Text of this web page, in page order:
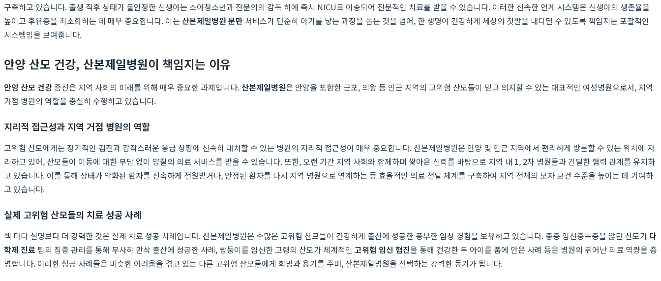
구축하고 있습니다. 출생 직후 상태가 불안정한 신생아는 소아청소년과 전문의의 감독 하에 즉시 NICU로 이송되어 전문적인 치료를 받을 수 있습니다. 이러한 신속한 연계 시스템은 신생아의 생존율을
높이고 후유증을 최소화하는 데 매우 중요합니다. 이는 산본제일병원 분만 서비스가 단순히 아기를 낳는 과정을 돕는 것을 넘어, 한 생명이 건강하게 세상의 첫발을 내디딜 수 있도록 책임지는 포괄적인
시스템임을 보여줍니다.
안양 산모 건강, 산본제일병원이 책임지는 이유
안양 산모 건강 증진은 지역 사회의 미래를 위해 매우 중요한 과제입니다. 산본제일병원은 안양을 포함한 군포, 의왕 등 인근 지역의 고위험 산모들이 믿고 의지할 수 있는 대표적인 여성병원으로서, 지역
거점 병원의 역할을 충실히 수행하고 있습니다.
지리적 접근성과 지역 거점 병원의 역할
고위험 산모에게는 정기적인 검진과 갑작스러운 응급 상황에 신속히 대처할 수 있는 병원의 지리적 접근성이 매우 중요합니다. 산본제일병원은 안양 및 인근 지역에서 편리하게 방문할 수 있는 위치에 자
리하고 있어, 산모들이 이동에 대한 부담 없이 양질의 의료 서비스를 받을 수 있습니다. 또한, 오랜 기간 지역 사회와 함께하며 쌓아온 신뢰를 바탕으로 지역 내 1, 2차 병원들과 긴밀한 협력 관계를 유지하
고 있습니다. 이를 통해 상태가 악화된 환자를 신속하게 전원받거나, 안정된 환자를 다시 지역 병원으로 연계하는 등 효율적인 의료 전달 체계를 구축하여 지역 전체의 모자 보건 수준을 높이는 데 기여하
고 있습니다.
실제 고위험 산모들의 치료 성공 사례
백 마디 설명보다 더 강력한 것은 실제 치료 성공 사례입니다. 산본제일병원은 수많은 고위험 산모들이 건강하게 출산에 성공한 풍부한 임상 경험을 보유하고 있습니다. 중증 임신중독증을 앓던 산모가 다
학제 진료 팀의 집중 관리를 통해 무사히 만삭 출산에 성공한 사례, 쌍둥이를 임신한 고령의 산모가 체계적인 고위험 임신 협진을 통해 건강한 두 아이를 품에 안은 사례 등은 병원의 뛰어난 의료 역량을 증
명합니다. 이러한 성공 사례들은 비슷한 어려움을 겪고 있는 다른 고위험 산모들에게 희망과 용기를 주며, 산본제일병원을 선택하는 강력한 동기가 됩니다.